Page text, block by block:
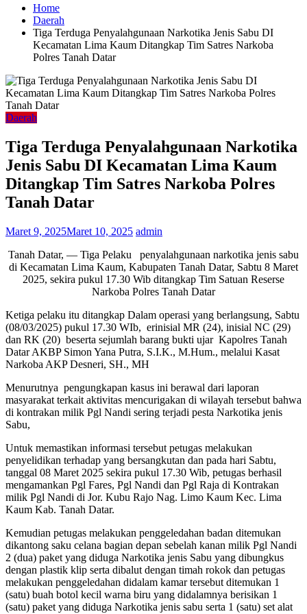
Home
Daerah
Tiga Terduga Penyalahgunaan Narkotika Jenis Sabu DI
Kecamatan Lima Kaum Ditangkap Tim Satres Narkoba
Polres Tanah Datar
Daerah
Tiga Terduga Penyalahgunaan Narkotika
Jenis Sabu DI Kecamatan Lima Kaum
Ditangkap Tim Satres Narkoba Polres
Tanah Datar
Maret 9, 2025Maret 10, 2025 admin
Tanah Datar, — Tiga Pelaku penyalahgunaan narkotika jenis sabu
di Kecamatan Lima Kaum, Kabupaten Tanah Datar, Sabtu 8 Maret
2025, sekira pukul 17.30 Wib ditangkap Tim Satuan Reserse
Narkoba Polres Tanah Datar
Ketiga pelaku itu ditangkap Dalam operasi yang berlangsung, Sabtu
(08/03/2025) pukul 17.30 WIb, erinisial MR (24), inisial NC (29)
dan RK (20) beserta sejumlah barang bukti ujar Kapolres Tanah
Datar AKBP Simon Yana Putra, S.I.K., M.Hum., melalui Kasat
Narkoba AKP Desneri, SH., MH
Menurutnya pengungkapan kasus ini berawal dari laporan
masyarakat terkait aktivitas mencurigakan di wilayah tersebut bahwa
di kontrakan milik Pgl Nandi sering terjadi pesta Narkotika jenis
Sabu,
Untuk memastikan informasi tersebut petugas melakukan
penyelidikan terhadap yang bersangkutan dan pada hari Sabtu,
tanggal 08 Maret 2025 sekira pukul 17.30 Wib, petugas berhasil
mengamankan Pgl Fares, Pgl Nandi dan Pgl Raja di Kontrakan
milik Pgl Nandi di Jor. Kubu Rajo Nag. Limo Kaum Kec. Lima
Kaum Kab. Tanah Datar.
Kemudian petugas melakukan penggeledahan badan ditemukan
dikantong saku celana bagian depan sebelah kanan milik Pgl Nandi
2 (dua) paket yang diduga Narkotika jenis Sabu yang dibungkus
dengan plastik klip serta dibalut dengan timah rokok dan petugas
melakukan penggeledahan didalam kamar tersebut ditemukan 1
(satu) buah botol kecil warna biru yang didalamnya berisikan 1
(satu) paket yang diduga Narkotika jenis sabu serta 1 (satu) set alat